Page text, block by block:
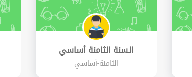
السنة الثامنة أساسي
الثامنة-أساسي